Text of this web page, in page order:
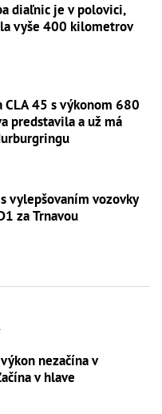
diaľnic je v polovici,
vyše 400 kilometrov
CLA 45 s výkonom 680
predstavila a už má
s vylepšovaním vozovky
za Trnavou
nezačína v
v hlave